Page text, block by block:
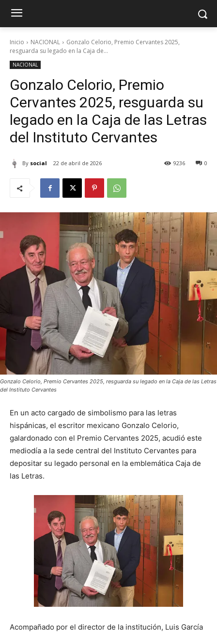
Inicio NACIONAL
Gonzalo Celorio, Premio Cervantes 2025,
resguarda su legado en la Caja de...
NACIONAL
Gonzalo Celorio, Premio
Cervantes 2025, resguarda su
legado en la Caja de las Letras
del Instituto Cervantes
By social 22 de abril de 2026 0
9236
Gonzalo Celorio, Premio Cervantes 2025, resguarda su legado en la Caja de las Letras
del Instituto Cervantes
En un acto cargado de simbolismo para las letras
hispánicas, el escritor mexicano Gonzalo Celorio,
galardonado con el Premio Cervantes 2025, acudió este
mediodía a la sede central del Instituto Cervantes para
depositar su legado personal en la emblemática Caja de
las Letras.
Acompañado por el director de la institución, Luis García